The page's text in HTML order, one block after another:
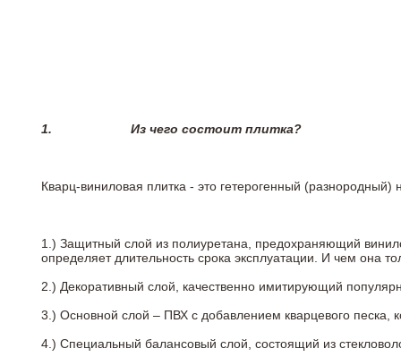
1. Из чего состоит плитка?
Кварц-виниловая плитка - это гетерогенный
1.) Защитный слой из полиуретана, предохраняющий
определяет длительность срока эксплуатации. И чем она
2.) Декоративный слой, качественно имитирующий
3.) Основной слой – ПВХ с добавлением кварцевого песка,
4.) Специальный балансовый слой, состоящий из